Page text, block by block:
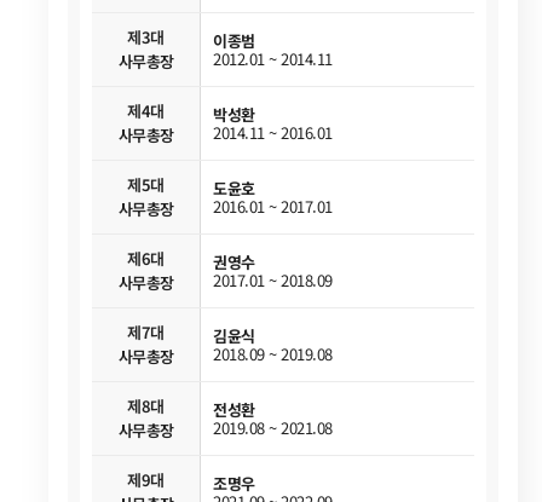
제3대
사무총장
이종범
2012.01 ~ 2014.11
제4대
사무총장
박성환
2014.11 ~ 2016.01
제5대
사무총장
도윤호
2016.01 ~ 2017.01
제6대
사무총장
권영수
2017.01 ~ 2018.09
제7대
사무총장
김윤식
2018.09 ~ 2019.08
제8대
사무총장
전성환
2019.08 ~ 2021.08
제9대
조명우